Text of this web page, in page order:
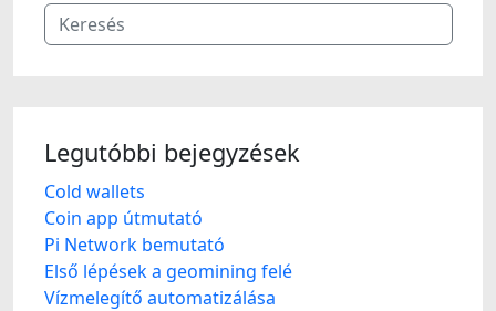
Legutóbbi bejegyzések
Cold wallets
Coin app útmutató
Pi Network bemutató
Első lépések a geomining felé
Vízmelegítő automatizálása